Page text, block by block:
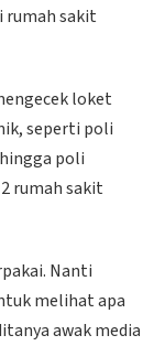
rumah sakit
loket
seperti poli
poli
rumah sakit
Nanti
melihat apa
awak media